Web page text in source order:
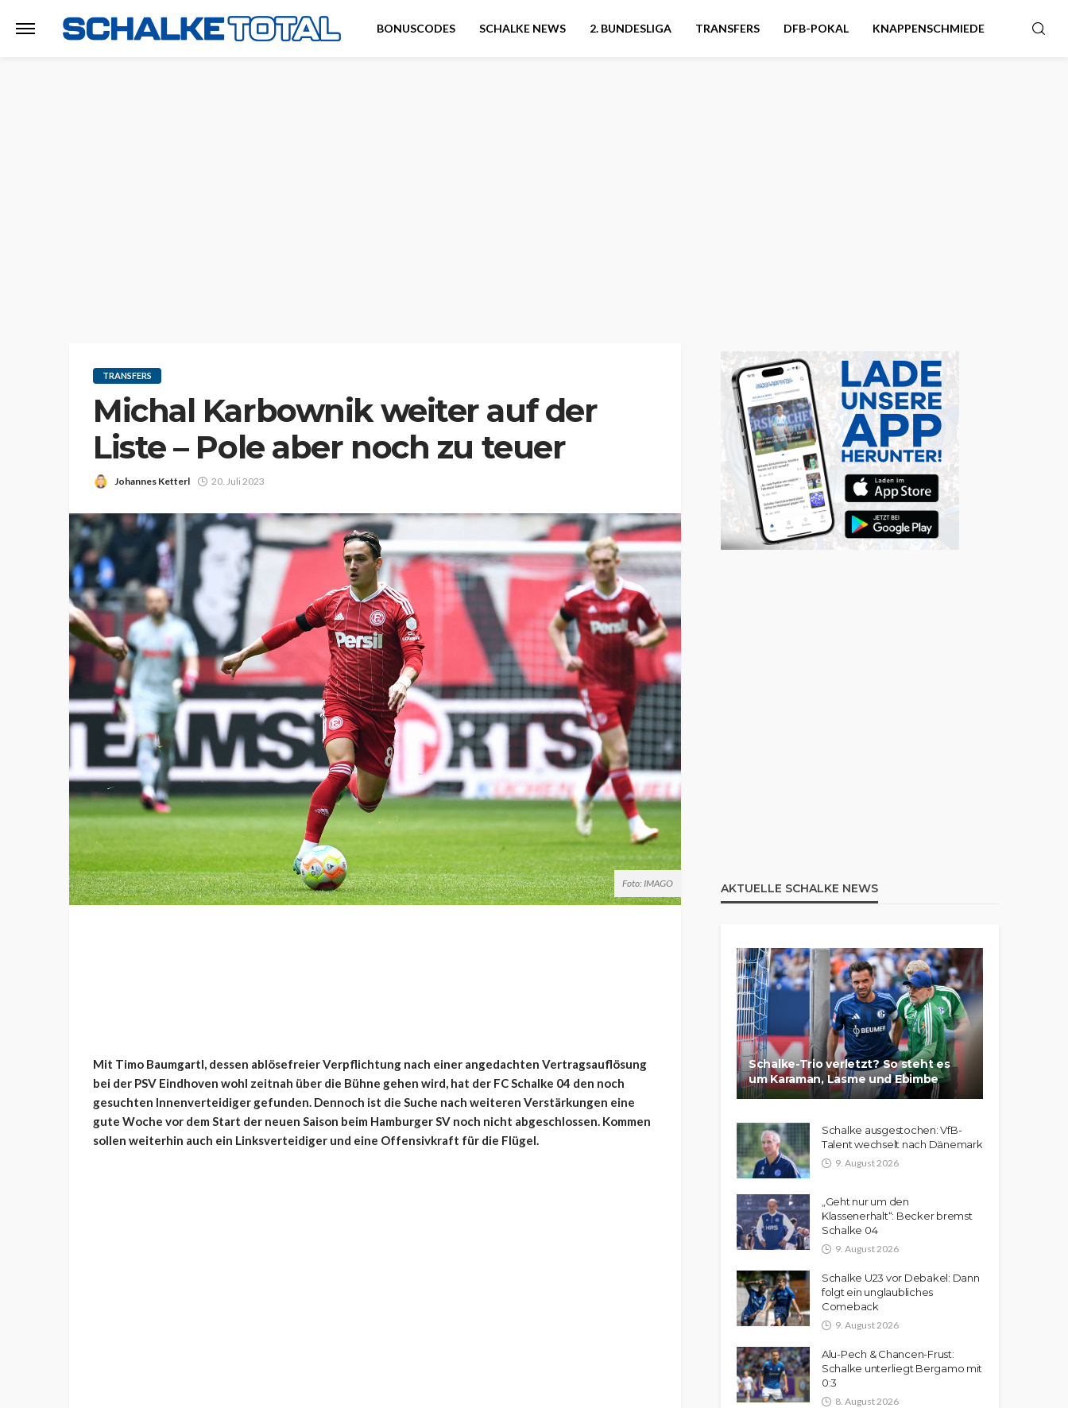
BONUSCODES SCHALKE NEWS 2. BUNDESLIGA TRANSFERS DFB-POKAL KNAPPENSCHMIEDE
TRANSFERS
Michal Karbownik weiter auf der
Liste – Pole aber noch zu teuer
Johannes Ketterl 20. Juli 2023
Foto: IMAGO
Mit Timo Baumgartl, dessen ablösefreier Verpflichtung nach einer angedachten Vertragsauflösung
bei der PSV Eindhoven wohl zeitnah über die Bühne gehen wird, hat der FC Schalke 04 den noch
gesuchten Innenverteidiger gefunden. Dennoch ist die Suche nach weiteren Verstärkungen eine
gute Woche vor dem Start der neuen Saison beim Hamburger SV noch nicht abgeschlossen. Kommen
sollen weiterhin auch ein Linksverteidiger und eine Offensivkraft für die Flügel.
AKTUELLE SCHALKE NEWS
Schalke-Trio verletzt? So steht es
um Karaman, Lasme und Ebimbe
Schalke ausgestochen: VfB-
Talent wechselt nach Dänemark
9. August 2026
„Geht nur um den
Klassenerhalt“: Becker bremst
Schalke 04
9. August 2026
Schalke U23 vor Debakel: Dann
folgt ein unglaubliches
Comeback
9. August 2026
Alu-Pech & Chancen-Frust:
Schalke unterliegt Bergamo mit
0:3
8. August 2026